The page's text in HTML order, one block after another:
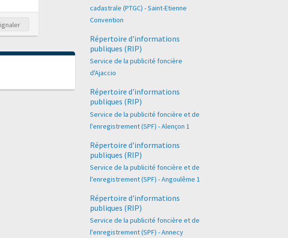
cadastrale (PTGC) - Saint-Etienne
Convention
Répertoire d'informations
publiques (RIP)
Service de la publicité foncière
d'Ajaccio
Répertoire d'informations
publiques (RIP)
Service de la publicité foncière et de
l'enregistrement (SPF) - Alençon 1
Répertoire d'informations
publiques (RIP)
Service de la publicité foncière et de
l'enregistrement (SPF) - Angoulême 1
Répertoire d'informations
publiques (RIP)
Service de la publicité foncière et de
l'enregistrement (SPF) - Annecy